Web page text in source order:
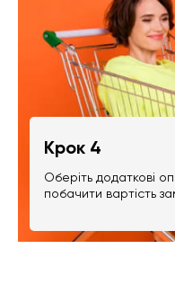
Крок 4
Оберіть додаткові
побачити вартість